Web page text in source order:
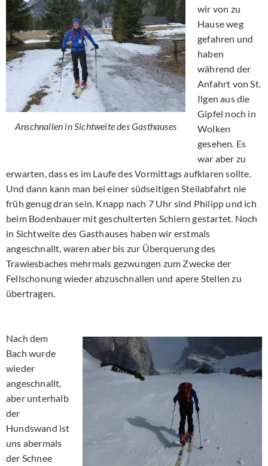
Anschnallen in Sichtweite des Gasthauses
wir von zu
Hause weg
gefahren und
haben
während der
Anfahrt von St.
Ilgen aus die
Gipfel noch in
Wolken
gesehen. Es
war aber zu
erwarten, dass es im Laufe des Vormittags aufklaren sollte.
Und dann kann man bei einer südseitigen Steilabfahrt nie
früh genug dran sein. Knapp nach 7 Uhr sind Philipp und ich
beim Bodenbauer mit geschulterten Schiern gestartet. Noch
in Sichtweite des Gasthauses haben wir erstmals
angeschnallt, waren aber bis zur Überquerung des
Trawiesbaches mehrmals gezwungen zum Zwecke der
Fellschonung wieder abzuschnallen und apere Stellen zu
übertragen.
Nach dem
Bach wurde
wieder
angeschnallt,
aber unterhalb
der
Hundswand ist
uns abermals
der Schnee